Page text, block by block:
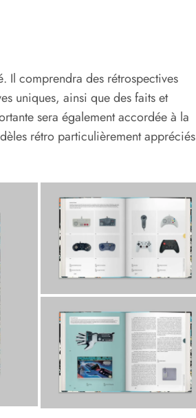
Il comprendra des rétrospectives
uniques, ainsi que des faits et
sera également accordée à la
rétro particulièrement appréciés